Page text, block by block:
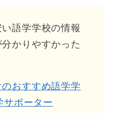
語学学校の情報
かりやすかった
おすすめ語学学
サポーター